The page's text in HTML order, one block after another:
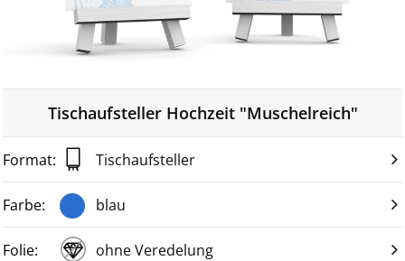
Tischaufsteller Hochzeit "Muschelreich"
Tischaufsteller
blau
ohne Veredelung